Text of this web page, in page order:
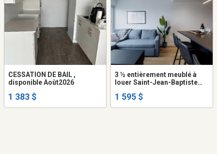
CESSATION DE BAIL ,
disponible Août2026
1 383 $
3 ½ entièrement meublé à
louer Saint-Jean-Baptiste
1 595 $